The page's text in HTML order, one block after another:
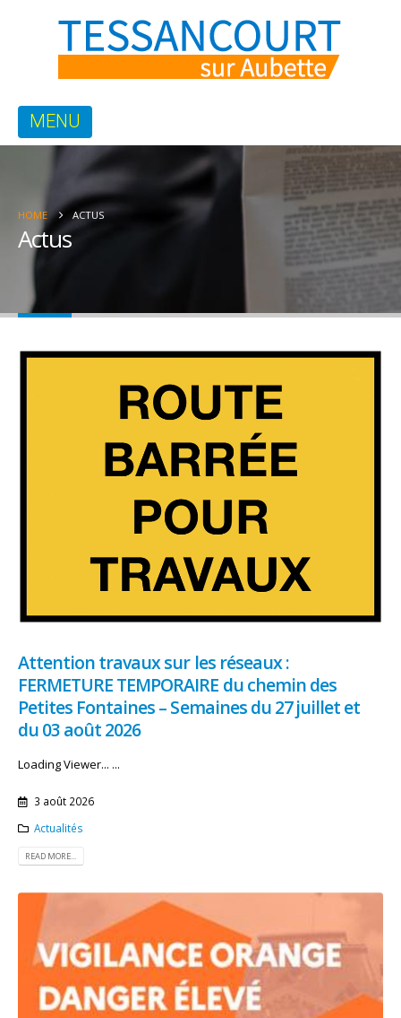
HOME ACTUS
Actus
Attention travaux sur les réseaux :
FERMETURE TEMPORAIRE du chemin des
Petites Fontaines – Semaines du 27 juillet et
du 03 août 2026
Loading Viewer... ...
3 août 2026
Actualités
READ MORE...